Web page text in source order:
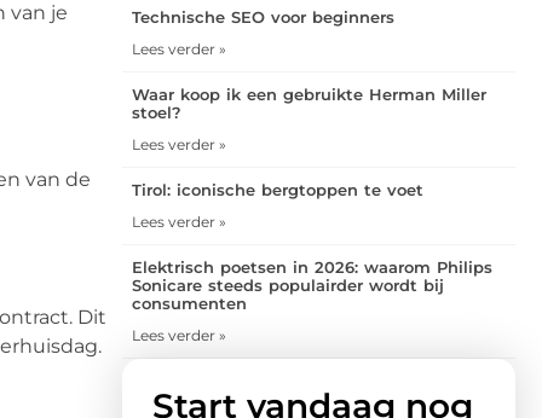
van je
van de
Dit
Technische SEO voor beginners
Lees verder »
Waar koop ik een gebruikte Herman Miller
stoel?
Lees verder »
Tirol: iconische bergtoppen te voet
Lees verder »
Elektrisch poetsen in 2026: waarom Philips
Sonicare steeds populairder wordt bij
consumenten
Lees verder »
Start vandaag nog